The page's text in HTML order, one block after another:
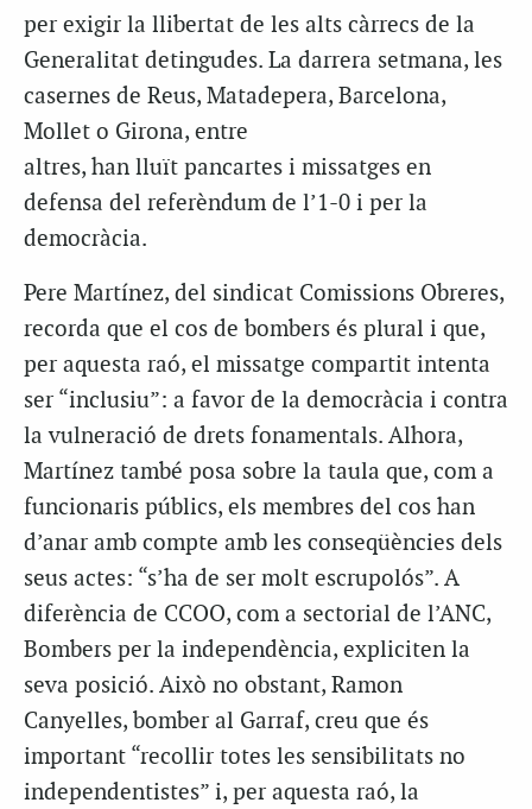
per exigir la llibertat de les alts càrrecs de la
Generalitat detingudes. La darrera setmana, les
casernes de Reus, Matadepera, Barcelona,
Mollet o Girona, entre
altres, han lluït pancartes i missatges en
defensa del referèndum de l’1-0 i per la
democràcia.
Pere Martínez, del sindicat Comissions Obreres,
recorda que el cos de bombers és plural i que,
per aquesta raó, el missatge compartit intenta
ser “inclusiu”: a favor de la democràcia i contra
la vulneració de drets fonamentals. Alhora,
Martínez també posa sobre la taula que, com a
funcionaris públics, els membres del cos han
d’anar amb compte amb les conseqüències dels
seus actes: “s’ha de ser molt escrupolós”. A
diferència de CCOO, com a sectorial de l’ANC,
Bombers per la independència, expliciten la
seva posició. Això no obstant, Ramon
Canyelles, bomber al Garraf, creu que és
important “recollir totes les sensibilitats no
independentistes” i, per aquesta raó, la